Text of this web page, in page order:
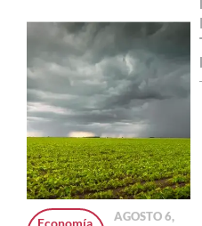
AGOSTO 6,